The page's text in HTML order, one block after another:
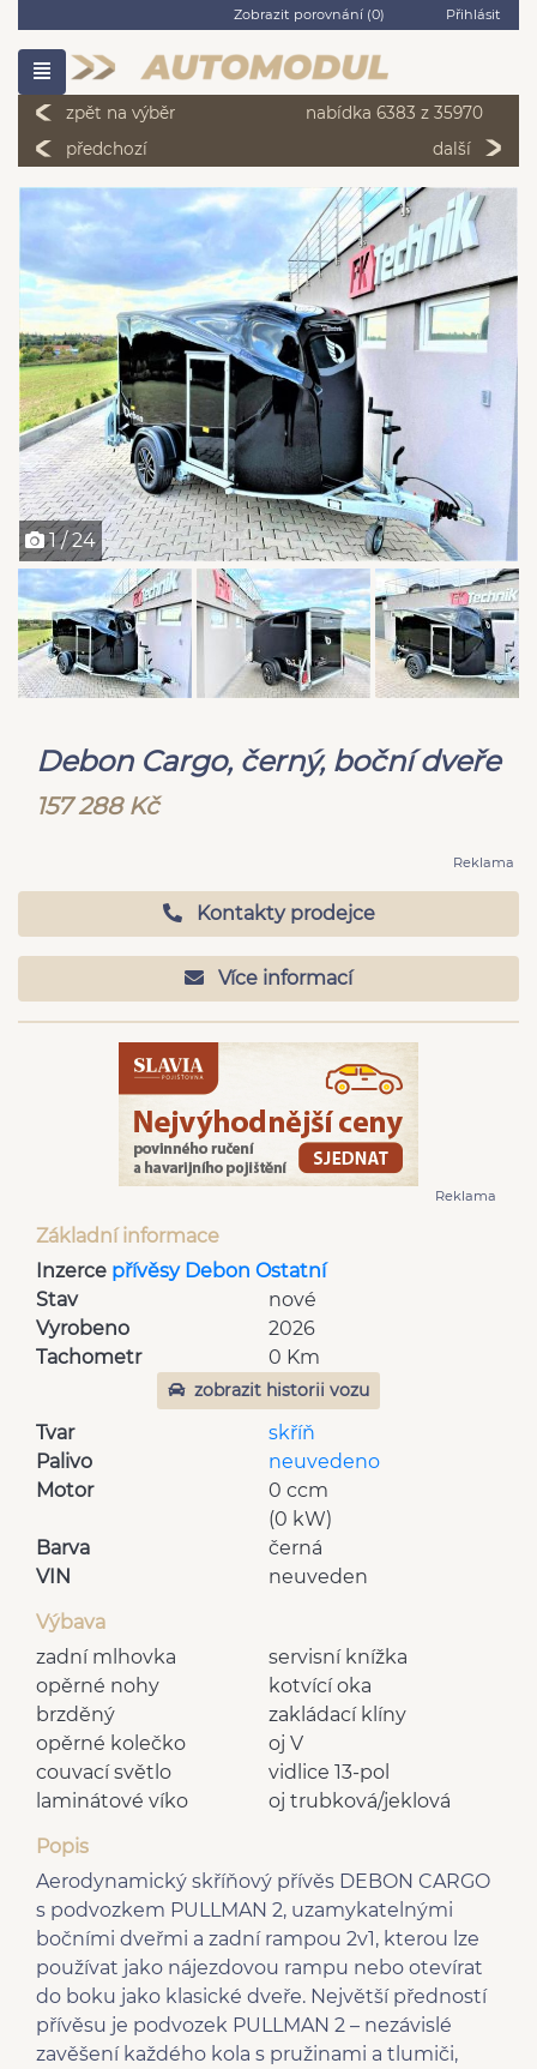
Zobrazit porovnání (0) Přihlásit
zpět na výběr
nabídka 6383 z 35970
předchozí
další
1 / 24
Debon Cargo, černý, boční dveře
157 288 Kč
Reklama
Kontakty prodejce
Více informací
Reklama
Základní informace
Inzerce přívěsy Debon Ostatní
Stav
nové
Vyrobeno
2026
Tachometr
0 Km
zobrazit historii vozu
Tvar
skříň
Palivo
neuvedeno
Motor
0 ccm
(0 kW)
Barva
černá
VIN
neuveden
Výbava
servisní knížka
zadní mlhovka
kotvící oka
opěrné nohy
zakládací klíny
brzděný
oj V
opěrné kolečko
vidlice 13-pol
couvací světlo
oj trubková/jeklová
laminátové víko
Popis
Aerodynamický skříňový přívěs DEBON CARGO
s podvozkem PULLMAN 2, uzamykatelnými
bočními dveřmi a zadní rampou 2v1, kterou lze
používat jako nájezdovou rampu nebo otevírat
do boku jako klasické dveře. Největší předností
přívěsu je podvozek PULLMAN 2 – nezávislé
zavěšení každého kola s pružinami a tlumiči,